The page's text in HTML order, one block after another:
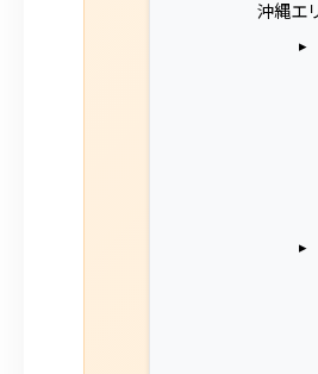
沖縄エ